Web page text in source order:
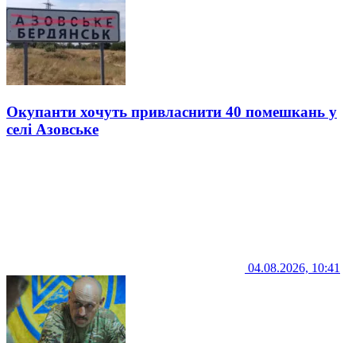
Окупанти хочуть привласнити 40 помешкань у
селі Азовське
04.08.2026, 10:41